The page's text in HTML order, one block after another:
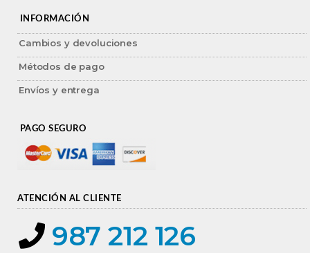
INFORMACIÓN
Cambios y devoluciones
Métodos de pago
Envíos y entrega
PAGO SEGURO
ATENCIÓN AL CLIENTE
987 212 126